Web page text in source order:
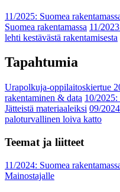
11/2025: Suomea
Suomea rakentamassa 11/
lehti kestävästä rakentamisesta
Tapahtumia
Urapolkuja-oppilaitoskiertue
rakentaminen & data 10/2025:
Jätteistä materiaaleiksi 09/
paloturvallinen loiva katto
Teemat ja liitteet
11/2024: Suomea
Mainostajalle